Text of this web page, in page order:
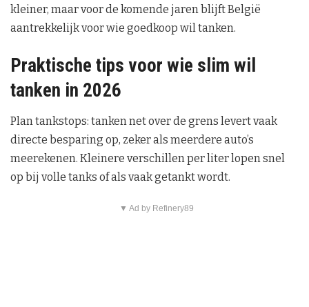
kleiner, maar voor de komende jaren blijft België
aantrekkelijk voor wie goedkoop wil tanken.
Praktische tips voor wie slim wil
tanken in 2026
Plan tankstops: tanken net over de grens levert vaak
directe besparing op, zeker als meerdere auto’s
meerekenen. Kleinere verschillen per liter lopen snel
op bij volle tanks of als vaak getankt wordt.
▼ Ad by Refinery89